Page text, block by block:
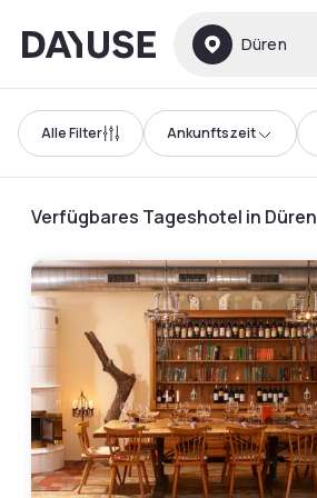
Dayuse Düren
Alle Filter Ankunftszeit
Verfügbares Tageshotel in Düren